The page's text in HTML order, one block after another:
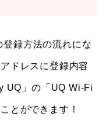
録方法の流れにな
ドレスに登録内容
UQ」の「UQ Wi-Fi
とができます！